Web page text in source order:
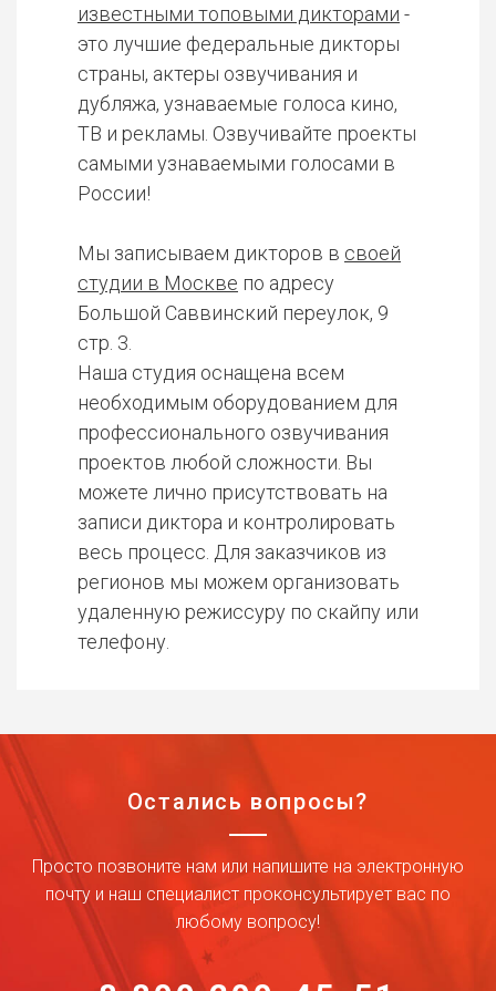
известными топовыми дикторами -
это лучшие федеральные дикторы
страны, актеры озвучивания и
дубляжа, узнаваемые голоса кино,
ТВ и рекламы. Озвучивайте проекты
самыми узнаваемыми голосами в
России!
Мы записываем дикторов в своей
студии в Москве по адресу
Большой Саввинский переулок, 9
стр. 3.
Наша студия оснащена всем
необходимым оборудованием для
профессионального озвучивания
проектов любой сложности. Вы
можете лично присутствовать на
записи диктора и контролировать
весь процесс. Для заказчиков из
регионов мы можем организовать
удаленную режиссуру по скайпу или
телефону.
Остались вопросы?
Просто позвоните нам или напишите на электронную
почту и наш специалист проконсультирует вас по
любому вопросу!